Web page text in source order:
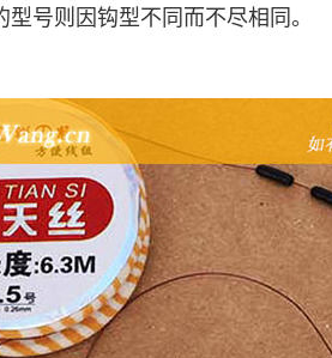
号则因钩型不同而不尽相同。